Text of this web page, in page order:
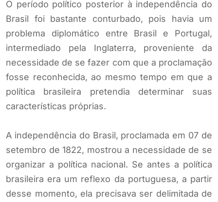
O período político posterior à independência do
Brasil foi bastante conturbado, pois havia um
problema diplomático entre Brasil e Portugal,
intermediado pela Inglaterra, proveniente da
necessidade de se fazer com que a proclamação
fosse reconhecida, ao mesmo tempo em que a
política brasileira pretendia determinar suas
características próprias.
A independência do Brasil, proclamada em 07 de
setembro de 1822, mostrou a necessidade de se
organizar a política nacional. Se antes a política
brasileira era um reflexo da portuguesa, a partir
desse momento, ela precisava ser delimitada de